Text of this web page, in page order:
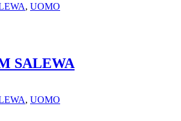
, UOMO
SALEWA
, UOMO